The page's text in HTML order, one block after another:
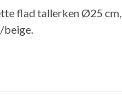
flad tallerken Ø25 cm,
beige.